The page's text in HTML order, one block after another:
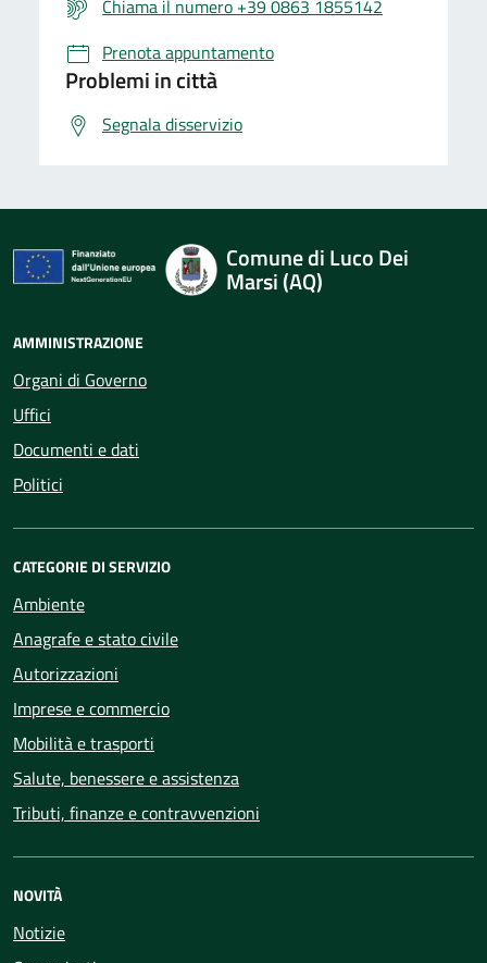
Chiama il numero +39 0863 1855142
Prenota appuntamento
Problemi in città
Segnala disservizio
Comune di Luco Dei
Marsi (AQ)
AMMINISTRAZIONE
Organi di Governo
Uffici
Documenti e dati
Politici
CATEGORIE DI SERVIZIO
Ambiente
Anagrafe e stato civile
Autorizzazioni
Imprese e commercio
Mobilità e trasporti
Salute, benessere e assistenza
Tributi, finanze e contravvenzioni
NOVITÀ
Notizie